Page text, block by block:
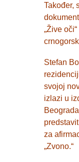
Također,
„Žive
Stefan
svojoj
izlazi u
za
„Zvono.“